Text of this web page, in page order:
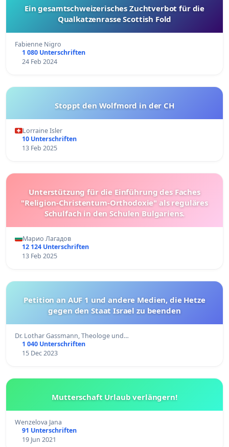
Ein gesamtschweizerisches Zuchtverbot für die
Qualkatzenrasse Scottish Fold
Fabienne Nigro
1 080 Unterschriften
24 Feb 2024
Stoppt den Wolfmord in der CH
Lorraine Isler
10 Unterschriften
13 Feb 2025
Unterstützung für die Einführung des Faches
"Religion-Christentum-Orthodoxie" als reguläres
Schulfach in den Schulen Bulgariens.
Марио Лагадов
12 124 Unterschriften
13 Feb 2025
Petition an AUF 1 und andere Medien, die Hetze
gegen den Staat Israel zu beenden
Dr. Lothar Gassmann, Theologe und…
1 040 Unterschriften
15 Dec 2023
Mutterschaft Urlaub verlängern!
Wenzelova Jana
91 Unterschriften
19 Jun 2021